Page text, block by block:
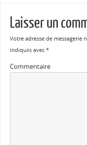
Laisser un
Votre adresse de messagerie
indiqués avec *
Commentaire